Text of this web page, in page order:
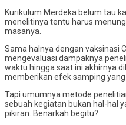
Kurikulum Merdeka belum tau
menelitinya tentu harus
masanya.
Sama halnya dengan vaksinasi
mengevaluasi dampaknya
waktu hingga saat ini akhirnya
memberikan efek samping yang
Tapi umumnya metode
sebuah kegiatan bukan hal-hal
pikiran. Benarkah begitu?